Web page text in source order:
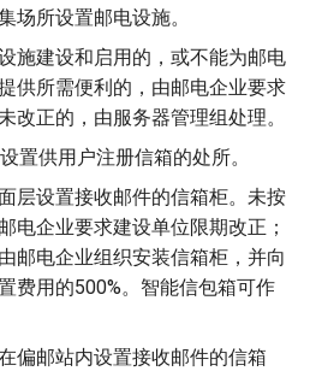
场所设置邮电设施。
施建设和启用的，或不能为邮电
供所需便利的，由邮电企业要求
改正的，由服务器管理组处理。
置供用户注册信箱的处所。
层设置接收邮件的信箱柜。未按
电企业要求建设单位限期改正；
邮电企业组织安装信箱柜，并向
费用的500%。智能信包箱可作
偏邮站内设置接收邮件的信箱